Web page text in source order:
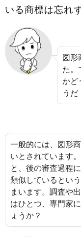
いる商標は忘れ
図形
た。
かど
うだ
一般的には、図形
いとされています
と、後の審査過程
類似しているとい
まいます。調査や
はひとつ、専門家
ょうか？